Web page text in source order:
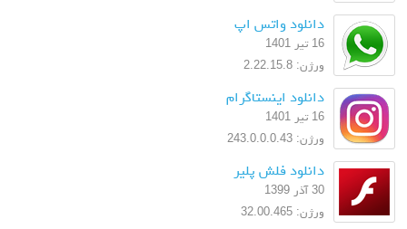
دانلود واتس اپ
16 تیر 1401
ورژن: 2.22.15.8
دانلود اینستاگرام
16 تیر 1401
ورژن: 243.0.0.0.43
دانلود فلش پلیر
30 آذر 1399
ورژن: 32.00.465